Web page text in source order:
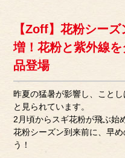
【Zoff】花粉シー
増！花粉と紫外線
品登場
昨夏の猛暑が影響し、こと
と見られています。
2月頃からスギ花粉が飛ぶ始
花粉シーズン到来前に、早
う！